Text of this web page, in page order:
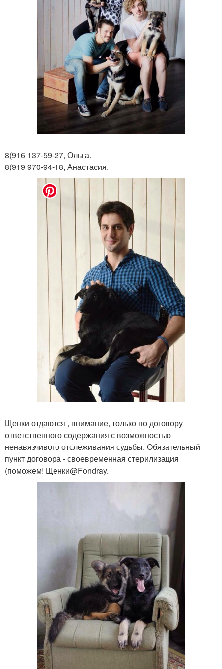
8(916 137-59-27, Ольга.
8(919 970-94-18, Анастасия.
Щенки отдаются , внимание, только по договору
ответственного содержания с возможностью
ненавязчивого отслеживания судьбы. Обязательный
пункт договора - своевременная стерилизация
(поможем! Щенки@Fondray.